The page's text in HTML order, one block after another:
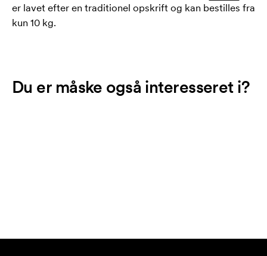
er lavet efter en traditionel opskrift og kan bestilles fra
kun 10 kg.
Du er måske også interesseret i?